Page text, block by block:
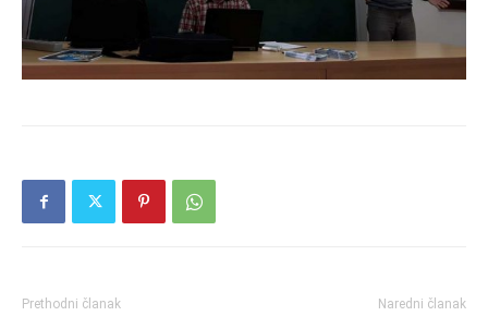
Prethodni članak Naredni članak